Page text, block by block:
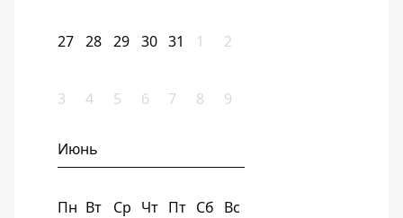
27 28 29 30 31 1 2
3 4 5 6 7 8 9
Июнь
Пн Вт Ср Чт Пт Сб Вс